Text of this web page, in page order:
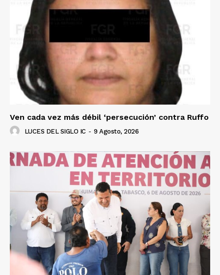
Ven cada vez más débil ‘persecución’ contra Ruffo
LUCES DEL SIGLO IC - 9 Agosto, 2026